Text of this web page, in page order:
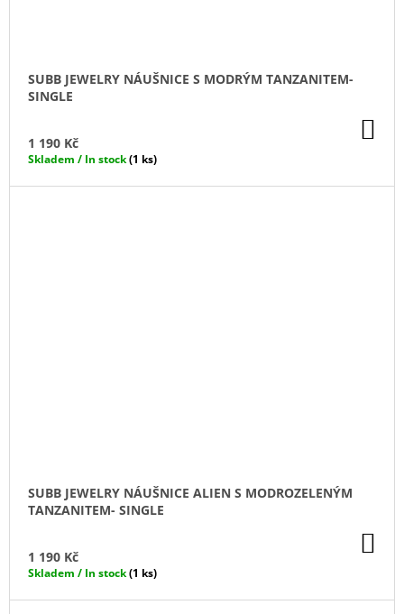
SUBB JEWELRY NÁUŠNICE S MODRÝM TANZANITEM-
SINGLE
1 190 Kč
Skladem / In stock(1 ks)
SUBB JEWELRY NÁUŠNICE ALIEN S MODROZELENÝM
TANZANITEM- SINGLE
1 190 Kč
Skladem / In stock(1 ks)